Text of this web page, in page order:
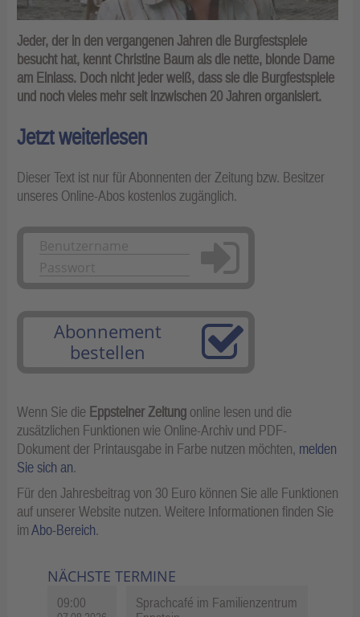
Jeder, der in den vergangenen Jahren die Burgfestspiele
besucht hat, kennt Christine Baum als die nette, blonde Dame
am Einlass. Doch nicht jeder weiß, dass sie die Burgfestspiele
und noch vieles mehr seit inzwischen 20 Jahren organisiert.
Jetzt weiterlesen
Dieser Text ist nur für Abonnenten der Zeitung bzw. Besitzer
unseres Online-Abos kostenlos zugänglich.
Anmelden
Abonnement
bestellen
Wenn Sie die Eppsteiner Zeitung online lesen und die
zusätzlichen Funktionen wie Online-Archiv und PDF-
Dokument der Printausgabe in Farbe nutzen möchten, melden
Sie sich an.
Für den Jahresbeitrag von 30 Euro können Sie alle Funktionen
auf unserer Website nutzen. Weitere Informationen finden Sie
imAbo-Bereich.
NÄCHSTE TERMINE
09:00
Sprachcafé im Familienzentrum